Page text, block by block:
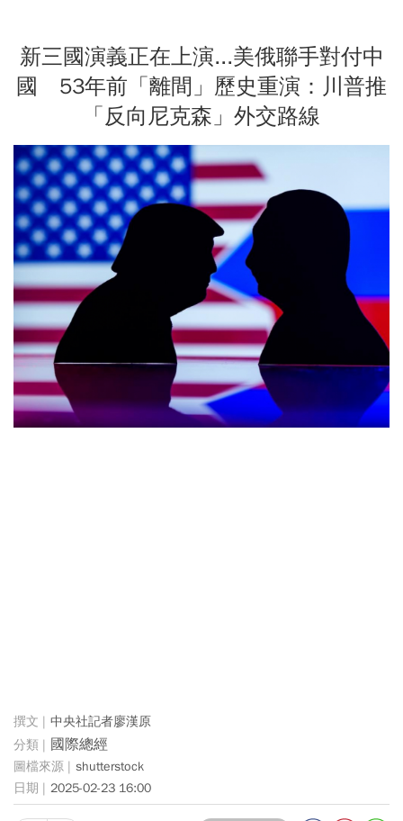
新三國演義正在上演...美俄聯手對付中
國 53年前「離間」歷史重演：川普推
「反向尼克森」外交路線
中央社記者廖漢原
國際總經
shutterstock
2025-02-23 16:00